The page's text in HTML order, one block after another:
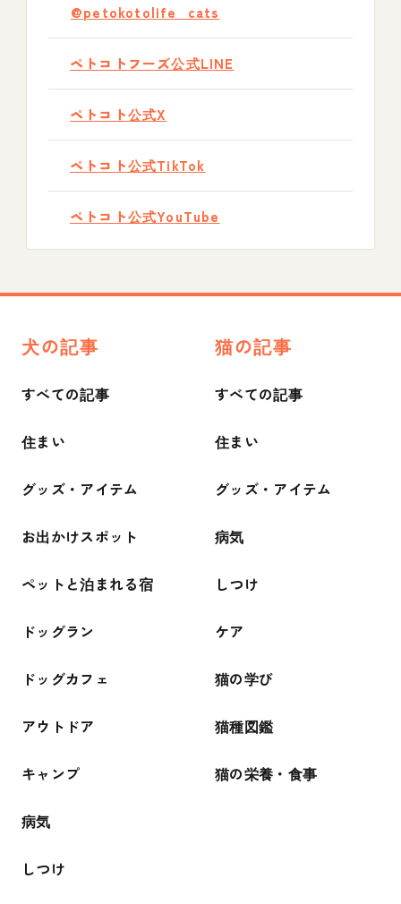
@petokotolife_cats
ペトコトフーズ公式LINE
ペトコト公式X
ペトコト公式TikTok
ペトコト公式YouTube
犬の記事
すべての記事
住まい
グッズ・アイテム
お出かけスポット
ペットと泊まれる宿
ドッグラン
ドッグカフェ
アウトドア
キャンプ
病気
しつけ
猫の記事
すべての記事
住まい
グッズ・アイテム
病気
しつけ
ケア
猫の学び
猫種図鑑
猫の栄養・食事